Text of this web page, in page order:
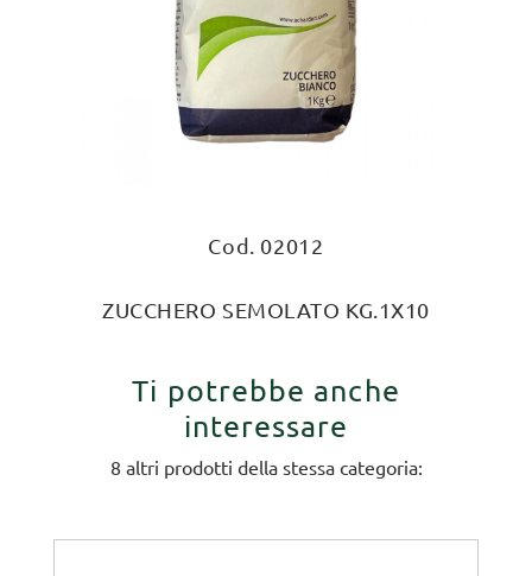
Cod. 02012
ZUCCHERO SEMOLATO KG.1X10
Ti potrebbe anche
interessare
8 altri prodotti della stessa categoria: